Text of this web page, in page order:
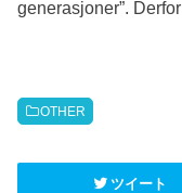
generasjoner”.
OTHER
ツイート